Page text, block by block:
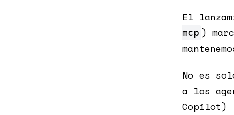
El
mcp )
No es
a los
Copilot)